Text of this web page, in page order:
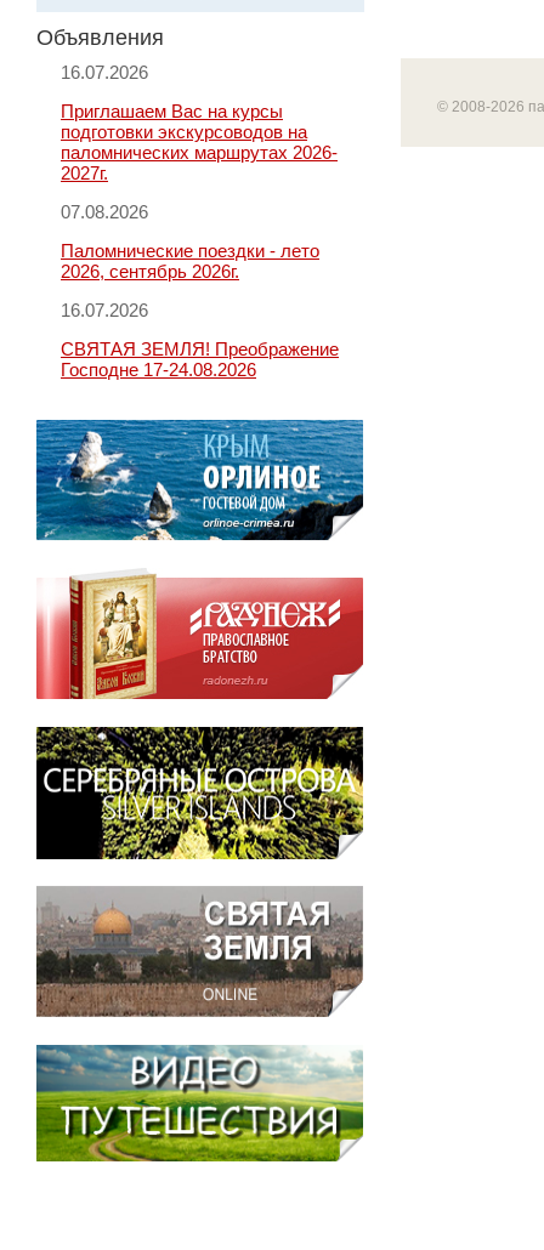
Объявления
16.07.2026
Приглашаем Вас на курсы
подготовки экскурсоводов на
паломнических маршрутах 2026-
2027г.
07.08.2026
Паломнические поездки - лето
2026, сентябрь 2026г.
16.07.2026
СВЯТАЯ ЗЕМЛЯ! Преображение
Господне 17-24.08.2026
© 2008-2026